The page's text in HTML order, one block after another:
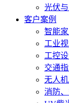
光伏
客户案例
智能
工业
工控
交通
无人
消防